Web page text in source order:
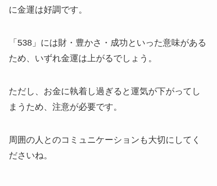
に金運は好調です。
「538」には財・豊かさ・成功といった意味がある
ため、いずれ金運は上がるでしょう。
ただし、お金に執着し過ぎると運気が下がってし
まうため、注意が必要です。
周囲の人とのコミュニケーションも大切にしてく
ださいね。